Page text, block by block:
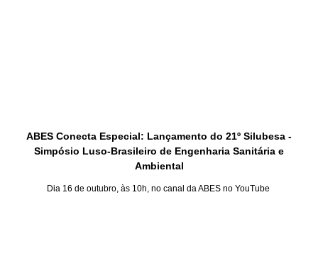
ABES Conecta Especial: Lançamento do 21º Silubesa -
Simpósio Luso-Brasileiro de Engenharia Sanitária e
Ambiental
Dia 16 de outubro, às 10h, no canal da ABES no YouTube